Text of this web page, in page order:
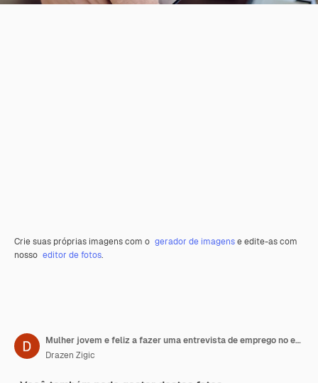
Crie suas próprias imagens com o gerador de imagense edite-as com
nosso editor de fotos.
Mulher jovem e feliz a fazer uma entrevista de emprego no escritório.
Drazen Zigic